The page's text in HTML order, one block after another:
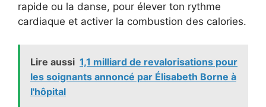
rapide ou la danse, pour élever ton rythme
cardiaque et activer la combustion des calories.
Lire aussi 1,1 milliard de revalorisations pour
les soignants annoncé par Élisabeth Borne à
l'hôpital